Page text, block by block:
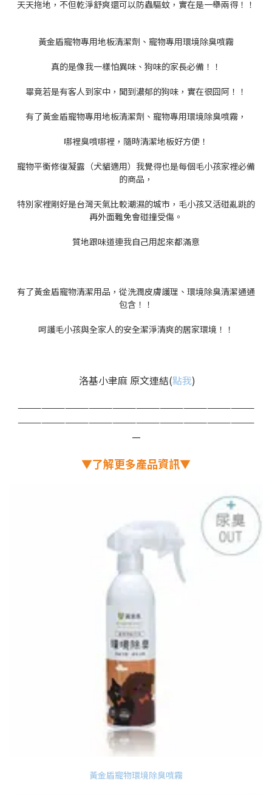
天天拖地，不但乾淨舒爽還可以防蟲驅蚊，實在是一舉兩得！！
黃金盾寵物專用地板清潔劑、寵物專用環境除臭噴霧
真的是像我一樣怕異味、狗味的家長必備！！
畢竟若是有客人到家中，聞到濃郁的狗味，實在很囧阿！！
有了黃金盾寵物專用地板清潔劑、寵物專用環境除臭噴霧，
哪裡臭噴哪裡，隨時清潔地板好方便 ！
寵物平衡修復凝露（犬貓適用）我覺得也是每個毛小孩家裡必備
的商品，
特別家裡剛好是台灣天氣比較潮濕的城市，毛小孩又活碰亂跳的
再外面難免會碰撞受傷。
質地跟味道連我自己用起來都滿意
有了黃金盾寵物清潔用品，從洗潤皮膚護理、環境除臭清潔通通
包含！！
呵護毛小孩與全家人的安全潔淨清爽的居家環境！！
洛基小聿麻 原文連結(點我)
——————————————————————————————
——————————————————————————————
—
▼了解更多產品資訊▼
黃金盾寵物環境除臭噴霧